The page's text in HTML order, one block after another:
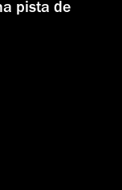
pista de